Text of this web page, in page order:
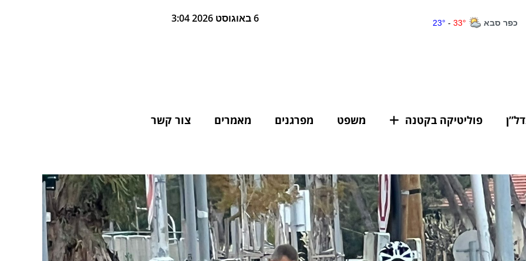
6 באוגוסט 2026 3:04
פוליטיקה בקטנה משפט מפרגנים מאמרים צור קשר